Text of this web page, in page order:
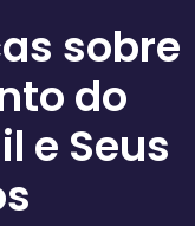
sobre
do
e Seus